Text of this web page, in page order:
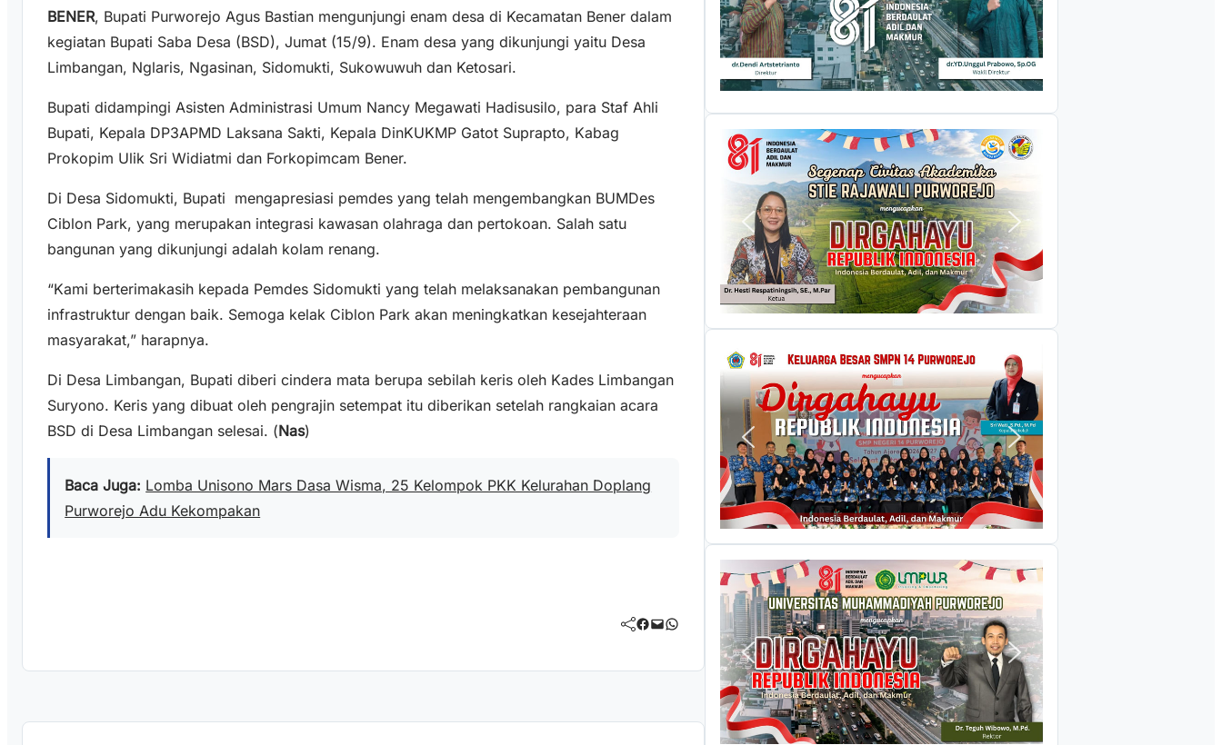
BENER, Bupati Purworejo Agus Bastian mengunjungi enam desa di Kecamatan Bener dalam
kegiatan Bupati Saba Desa (BSD), Jumat (15/9). Enam desa yang dikunjungi yaitu Desa
Limbangan, Nglaris, Ngasinan, Sidomukti, Sukowuwuh dan Ketosari.
Bupati didampingi Asisten Administrasi Umum Nancy Megawati Hadisusilo, para Staf Ahli
Bupati, Kepala DP3APMD Laksana Sakti, Kepala DinKUKMP Gatot Suprapto, Kabag
Prokopim Ulik Sri Widiatmi dan Forkopimcam Bener.
Di Desa Sidomukti, Bupati mengapresiasi pemdes yang telah mengembangkan BUMDes
Ciblon Park, yang merupakan integrasi kawasan olahraga dan pertokoan. Salah satu
bangunan yang dikunjungi adalah kolam renang.
“Kami berterimakasih kepada Pemdes Sidomukti yang telah melaksanakan pembangunan
infrastruktur dengan baik. Semoga kelak Ciblon Park akan meningkatkan kesejahteraan
masyarakat,” harapnya.
Di Desa Limbangan, Bupati diberi cindera mata berupa sebilah keris oleh Kades Limbangan
Suryono. Keris yang dibuat oleh pengrajin setempat itu diberikan setelah rangkaian acara
BSD di Desa Limbangan selesai. (Nas)
Baca Juga: Lomba Unisono Mars Dasa Wisma, 25 Kelompok PKK Kelurahan Doplang
Purworejo Adu Kekompakan
Facebook Mail WhatsApp